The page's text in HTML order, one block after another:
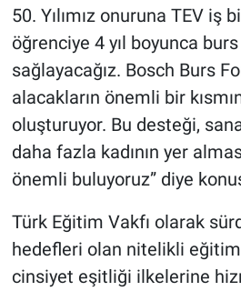
50. Yılımız onuruna TEV iş
öğrenciye 4 yıl boyunca
sağlayacağız. Bosch Burs
alacakların önemli bir
oluşturuyor. Bu desteği,
daha fazla kadının yer
önemli buluyoruz” diye
Türk Eğitim Vakfı olarak
hedefleri olan nitelikli
cinsiyet eşitliği ilkelerine